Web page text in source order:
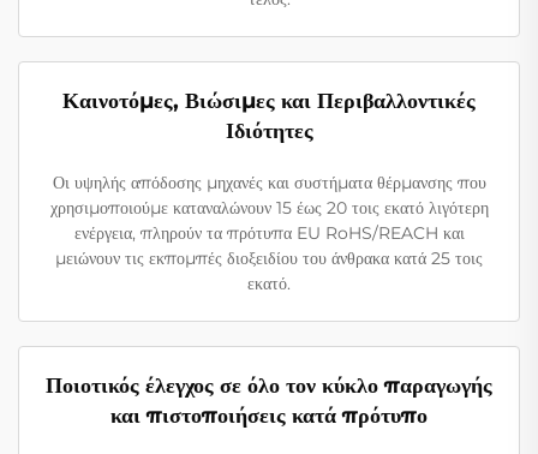
Καινοτόμες, Βιώσιμες και Περιβαλλοντικές
Ιδιότητες
Οι υψηλής απόδοσης μηχανές και συστήματα θέρμανσης που
χρησιμοποιούμε καταναλώνουν 15 έως 20 τοις εκατό λιγότερη
ενέργεια, πληρούν τα πρότυπα EU RoHS/REACH και
μειώνουν τις εκπομπές διοξειδίου του άνθρακα κατά 25 τοις
εκατό.
Ποιοτικός έλεγχος σε όλο τον κύκλο παραγωγής
και πιστοποιήσεις κατά πρότυπο